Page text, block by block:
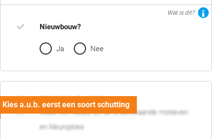
Wat is dit?
Nieuwbouw?
Ja Nee
02. Motief en kleur
Maak een keuze uit de onderstaande motieven
en kleuropties